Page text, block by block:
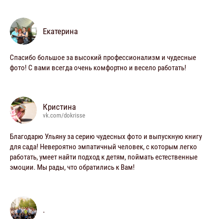
Екатерина
Спасибо большое за высокий профессионализм и чудесные
фото! С вами всегда очень комфортно и весело работать!
Кристина
vk.com/dokrisse
Благодарю Ульяну за серию чудесных фото и выпускную книгу
для сада! Невероятно эмпатичный человек, с которым легко
работать, умеет найти подход к детям, поймать естественные
эмоции. Мы рады, что обратились к Вам!
.